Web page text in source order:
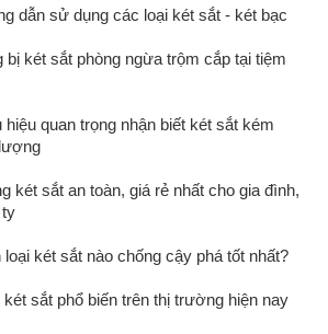
dẫn sử dụng các loại két sắt - két bạc
bị két sắt phòng ngừa trộm cắp tại tiệm
hiệu quan trọng nhận biết két sắt kém
két sắt an toàn, giá rẻ nhất cho gia đình,
loại két sắt nào chống cậy phá tốt nhất?
két sắt phổ biến trên thị trường hiện nay